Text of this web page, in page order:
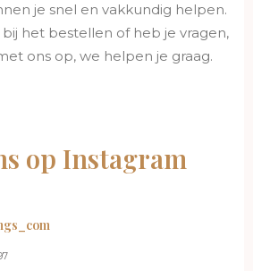
je snel en vakkundig helpen.
het bestellen of heb je vragen,
ons op, we helpen je graag.
op Instagram